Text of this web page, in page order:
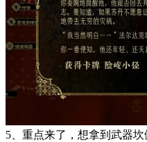
5、重点来了，想拿到武器